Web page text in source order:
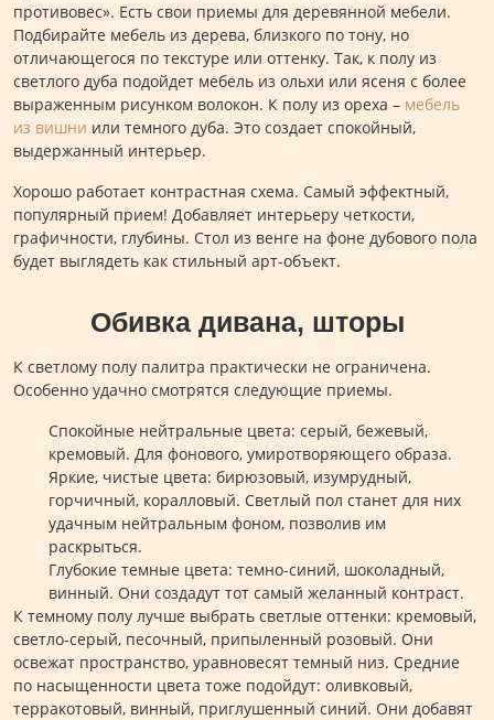
противовес». Есть свои приемы для деревянной мебели.
Подбирайте мебель из дерева, близкого по тону, но
отличающегося по текстуре или оттенку. Так, к полу из
светлого дуба подойдет мебель из ольхи или ясеня с более
выраженным рисунком волокон. К полу из ореха – мебель
из вишни или темного дуба. Это создает спокойный,
выдержанный интерьер.
Хорошо работает контрастная схема. Самый эффектный,
популярный прием! Добавляет интерьеру четкости,
графичности, глубины. Стол из венге на фоне дубового пола
будет выглядеть как стильный арт-объект.
Обивка дивана, шторы
К светлому полу палитра практически не ограничена.
Особенно удачно смотрятся следующие приемы.
Спокойные нейтральные цвета: серый, бежевый,
кремовый. Для фонового, умиротворяющего образа.
Яркие, чистые цвета: бирюзовый, изумрудный,
горчичный, коралловый. Светлый пол станет для них
удачным нейтральным фоном, позволив им
раскрыться.
Глубокие темные цвета: темно-синий, шоколадный,
винный. Они создадут тот самый желанный контраст.
К темному полу лучше выбрать светлые оттенки: кремовый,
светло-серый, песочный, припыленный розовый. Они
освежат пространство, уравновесят темный низ. Средние
по насыщенности цвета тоже подойдут: оливковый,
терракотовый, винный, приглушенный синий. Они добавят